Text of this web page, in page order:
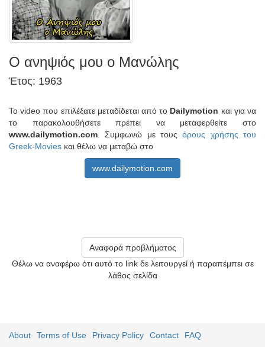
Ο ανηψιός μου ο Μανώλης
Έτος: 1963
Το video που επιλέξατε μεταδίδεται από το Dailymotion και για να
το παρακολουθήσετε πρέπει να μεταφερθείτε στο
www.dailymotion.com . Συμφωνώ με τουςόρους χρήσης του
Greek-Movies και θέλω να μεταβώ στο
www.dailymotion.com
Αναφορά προβλήματος
Θέλω να αναφέρω ότι αυτό το link δε λειτουργεί ή παραπέμπει σε
λάθος σελίδα
About Terms of Use Privacy Policy Contact FAQ